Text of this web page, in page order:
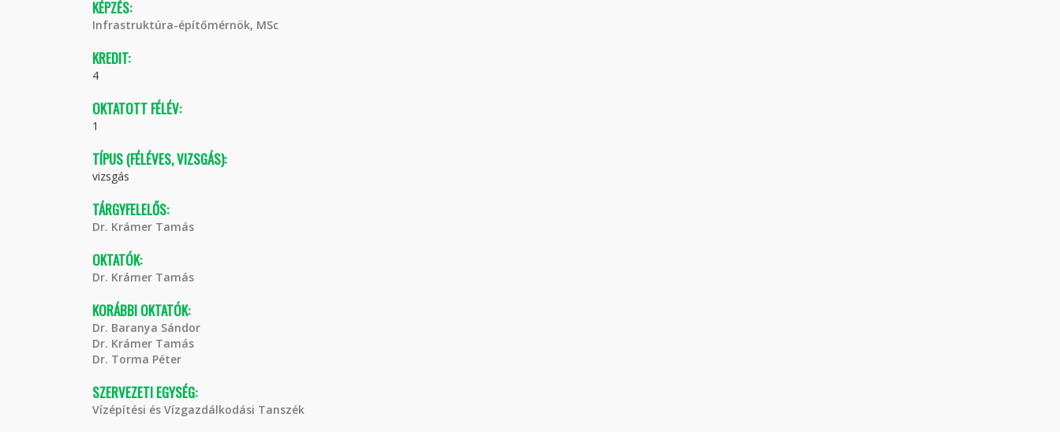
KÉPZÉS:
Infrastruktúra-építőmérnök, MSc
KREDIT:
4
OKTATOTT FÉLÉV:
1
TÍPUS (FÉLÉVES, VIZSGÁS):
vizsgás
TÁRGYFELELŐS:
Dr. Krámer Tamás
OKTATÓK:
Dr. Krámer Tamás
KORÁBBI OKTATÓK:
Dr. Baranya Sándor
Dr. Krámer Tamás
Dr. Torma Péter
SZERVEZETI EGYSÉG:
Vízépítési és Vízgazdálkodási Tanszék